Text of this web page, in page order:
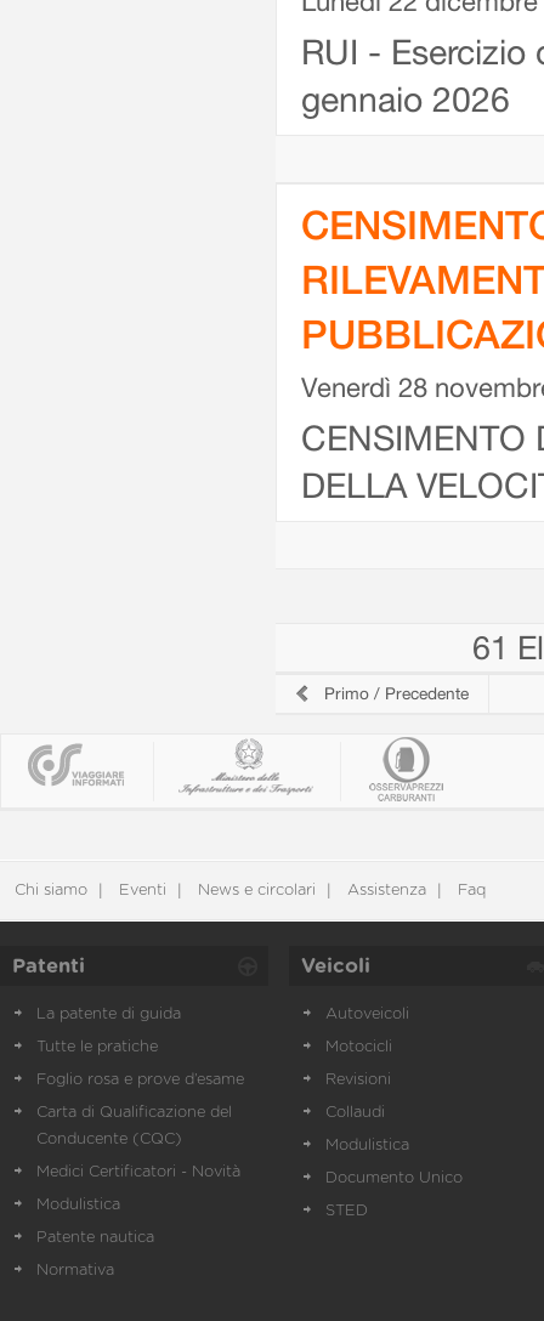
RUI -
gennaio 2026
Venerdì 28
CENSIMENTO
DELLA
61
Primo / Precedente
Chi siamo Eventi News e circolari Assistenza Faq
Patenti
La patente di guida
Tutte le pratiche
Foglio rosa e prove d’esame
Carta di Qualificazione del
Conducente (CQC)
Medici Certificatori - Novità
Modulistica
Patente nautica
Normativa
Veicoli
Autoveicoli
Motocicli
Revisioni
Collaudi
Modulistica
Documento Unico
STED